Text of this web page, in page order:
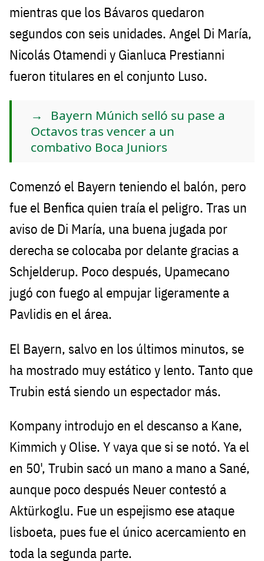
mientras que los Bávaros quedaron
segundos con seis unidades. Angel Di María,
Nicolás Otamendi y Gianluca Prestianni
fueron titulares en el conjunto Luso.
Bayern Múnich selló su pase a
Octavos tras vencer a un
combativo Boca Juniors
Comenzó el Bayern teniendo el balón, pero
fue el Benfica quien traía el peligro. Tras un
aviso de Di María, una buena jugada por
derecha se colocaba por delante gracias a
Schjelderup. Poco después, Upamecano
jugó con fuego al empujar ligeramente a
Pavlidis en el área.
El Bayern, salvo en los últimos minutos, se
ha mostrado muy estático y lento. Tanto que
Trubin está siendo un espectador más.
Kompany introdujo en el descanso a Kane,
Kimmich y Olise. Y vaya que si se notó. Ya el
en 50', Trubin sacó un mano a mano a Sané,
aunque poco después Neuer contestó a
Aktürkoglu. Fue un espejismo ese ataque
lisboeta, pues fue el único acercamiento en
toda la segunda parte.